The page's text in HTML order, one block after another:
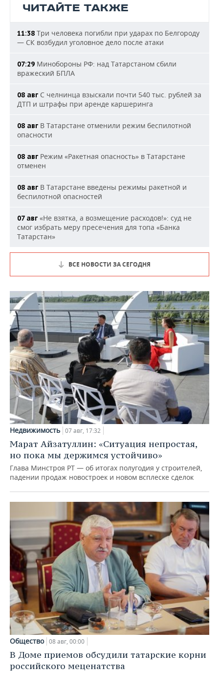
ЧИТАЙТЕ ТАКЖЕ
11:38 Три человека погибли при ударах по Белгороду
— СК возбудил уголовное дело после атаки
07:29 Минобороны РФ: над Татарстаном сбили
вражеский БПЛА
08 авг С челнинца взыскали почти 540 тыс. рублей за
ДТП и штрафы при аренде каршеринга
08 авг В Татарстане отменили режим беспилотной
опасности
08 авг Режим «Ракетная опасность» в Татарстане
отменен
08 авг В Татарстане введены режимы ракетной и
беспилотной опасностей
07 авг «Не взятка, а возмещение расходов!»: суд не
смог избрать меру пресечения для топа «Банка
Татарстан»
ВСЕ НОВОСТИ ЗА СЕГОДНЯ
Недвижимость 07 авг, 17:32
Марат Айзатуллин: «Ситуация непростая,
но пока мы держимся устойчиво»
Глава Минстроя РТ — об итогах полугодия у строителей,
падении продаж новостроек и новом всплеске сделок
Общество 08 авг, 00:00
В Доме приемов обсудили татарские корни
российского меценатства